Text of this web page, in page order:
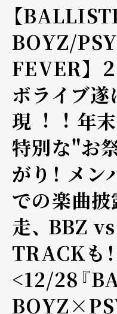
【
BOYZ/
FEVER】
ボライブ
現︕︕ 年
特別な"お
がり！ メ
での楽曲
走、 BBZ
TRACKも！
<12/28『